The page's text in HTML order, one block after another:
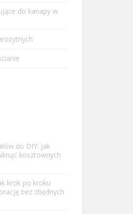
do kanapy w
do DIY: jak
kosztownych
krok po kroku
bez zbędnych